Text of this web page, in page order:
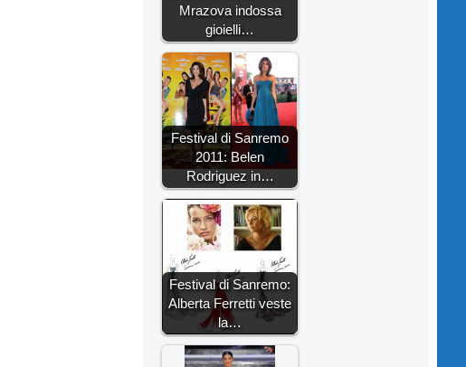
Mrazova indossa
gioielli…
Festival di Sanremo
2011: Belen
Rodriguez in…
Festival di Sanremo:
Alberta Ferretti veste
la…